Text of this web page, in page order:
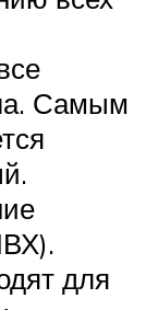
Самым
для